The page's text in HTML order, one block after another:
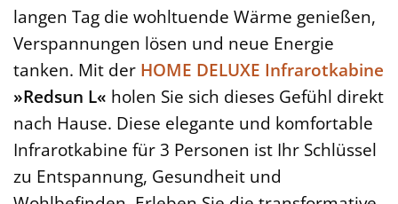
langen Tag die wohltuende Wärme genießen,
Verspannungen lösen und neue Energie
tanken. Mit der HOME DELUXE Infrarotkabine
»Redsun L« holen Sie sich dieses Gefühl direkt
nach Hause. Diese elegante und komfortable
Infrarotkabine für 3 Personen ist Ihr Schlüssel
zu Entspannung, Gesundheit und